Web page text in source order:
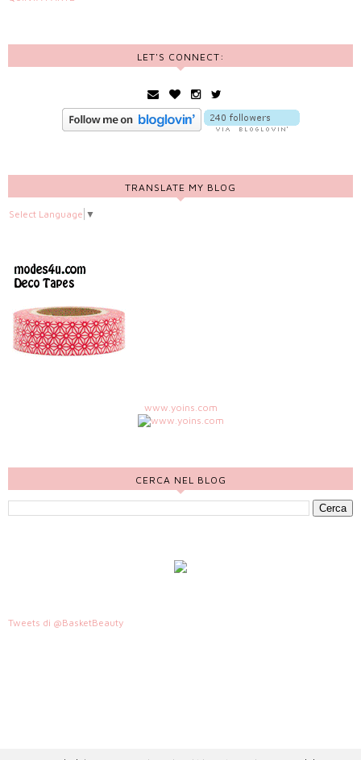
LET'S CONNECT:
TRANSLATE MY BLOG
Select Language ▼
www.yoins.com
CERCA NEL BLOG
Tweets di @BasketBeauty